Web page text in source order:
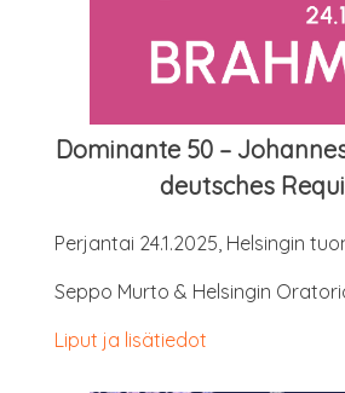
Domi­nan­te 50 –
deutsches
Per­jan­tai 24.1.2025, Hel­sin­gin
Sep­po Mur­to & Hel­sin­gin
Liput ja lisätiedot